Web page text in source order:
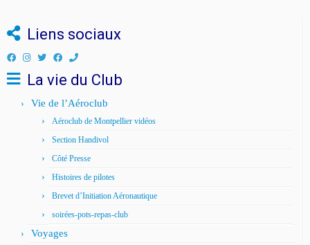
Liens sociaux
La vie du Club
Vie de l’Aéroclub
Aéroclub de Montpellier vidéos
Section Handivol
Côté Presse
Histoires de pilotes
Brevet d’Initiation Aéronautique
soirées-pots-repas-club
Voyages